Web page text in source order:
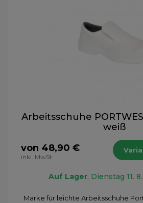
Arbeitsschuhe
weiß
von 48,90 €
inkl. MwSt.
Auf Lager, Dienstag 11.
Marke für leichte Arbeitsschuhe